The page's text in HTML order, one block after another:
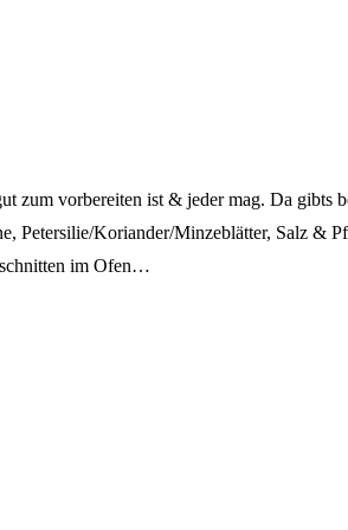
zum vorbereiten ist & jeder mag. Da gibts
Koriander/Minzeblätter, Salz &
im Ofen…